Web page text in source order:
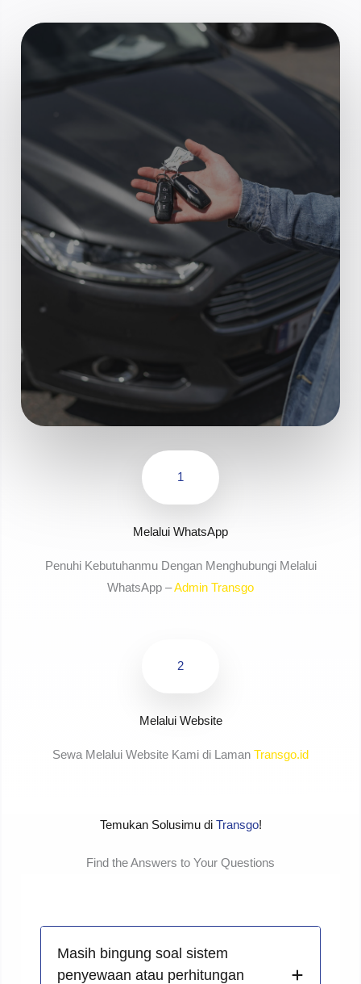
1
Melalui WhatsApp
Penuhi Kebutuhanmu Dengan Menghubungi Melalui
WhatsApp –Admin Transgo
2
Melalui Website
Sewa Melalui Website Kami di Laman Transgo.id
Temukan Solusimu di Transgo!
Find the Answers to Your Questions
Masih bingung soal sistem
penyewaan atau perhitungan